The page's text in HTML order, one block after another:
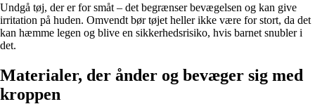
Undgå tøj, der er for småt – det begrænser bevægelsen og kan give
irritation på huden. Omvendt bør tøjet heller ikke være for stort, da det
kan hæmme legen og blive en sikkerhedsrisiko, hvis barnet snubler i
det.
Materialer, der ånder og bevæger sig med
kroppen